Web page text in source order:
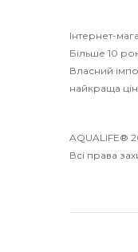
Інтернет-
Більше 10
Власний
найкраща
AQUALIFE®
Всі права